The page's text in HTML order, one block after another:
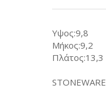
Υψος:9,8
Μήκος:9,2
Πλάτος:13,3
STONEWARE